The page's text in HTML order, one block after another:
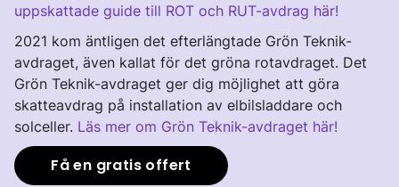
uppskattade guide till ROT och RUT-avdrag här!
2021 kom äntligen det efterlängtade Grön Teknik-
avdraget, även kallat för det gröna rotavdraget. Det
Grön Teknik-avdraget ger dig möjlighet att göra
skatteavdrag på installation av elbilsladdare och
solceller. Läs mer om Grön Teknik-avdraget här!
Få en gratis offert